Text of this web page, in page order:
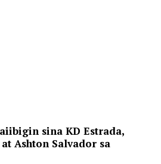
sina KD Estrada,
Ashton Salvador sa